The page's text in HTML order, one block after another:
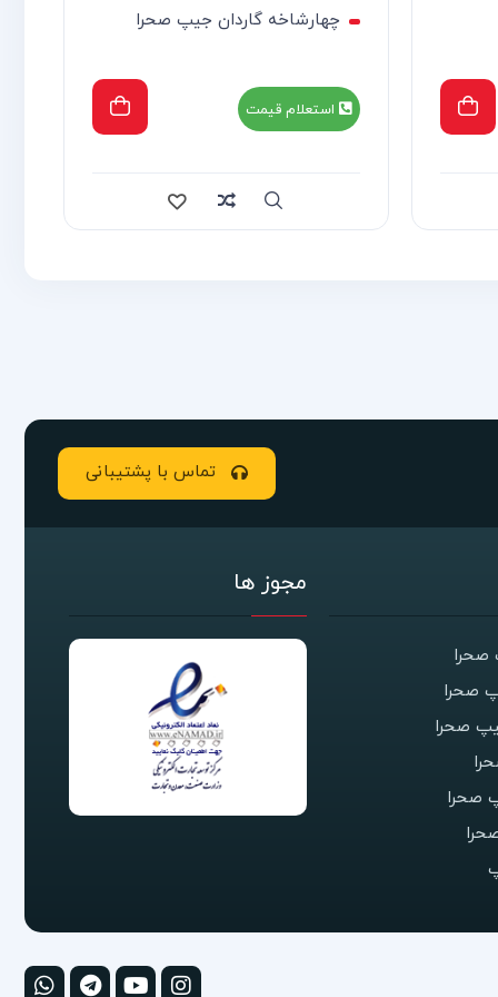
چهارشاخه گاردان جیپ صحرا
استعلام قیمت
Compare
تماس با پشتیبانی
صحرا
صحرا
صحرا
صحرا
مجوز ها